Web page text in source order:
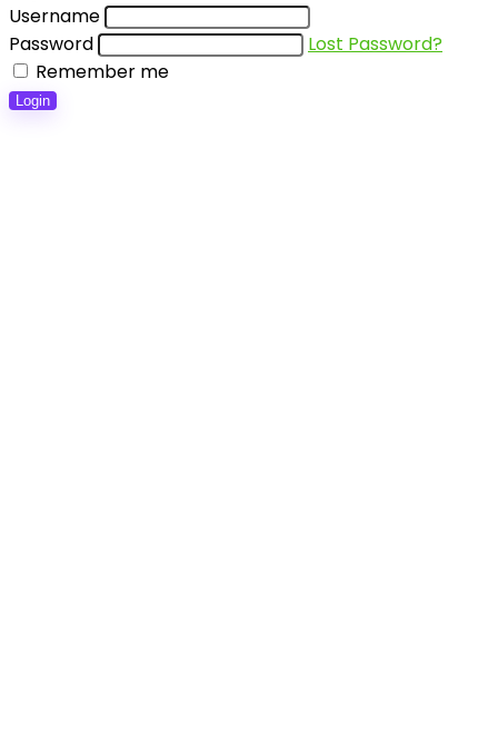
Username
Password
Lost Password?
Remember me
Login